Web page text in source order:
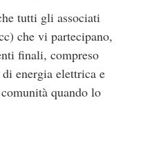
tutti gli associati
che vi partecipano,
finali, compreso
energia elettrica e
quando lo